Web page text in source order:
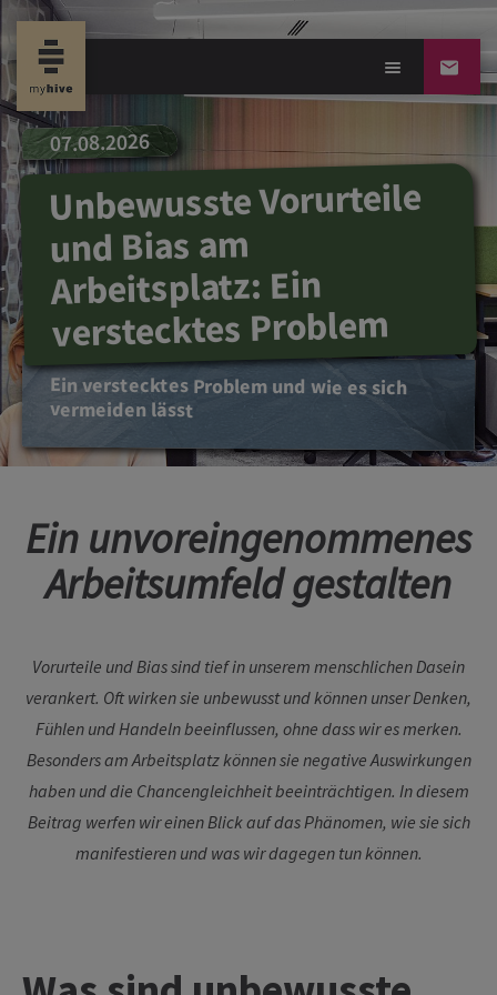
07.08.2026
Unbewusste Vorurteile
und Bias am
Arbeitsplatz: Ein
verstecktes Problem
Ein verstecktes Problem und wie es sich
vermeiden lässt
Ein unvoreingenommenes
Arbeitsumfeld gestalten
Vorurteile und Bias sind tief in unserem menschlichen Dasein
verankert. Oft wirken sie unbewusst und können unser Denken,
Fühlen und Handeln beeinflussen, ohne dass wir es merken.
Besonders am Arbeitsplatz können sie negative Auswirkungen
haben und die Chancengleichheit beeinträchtigen. In diesem
Beitrag werfen wir einen Blick auf das Phänomen, wie sie sich
manifestieren und was wir dagegen tun können.